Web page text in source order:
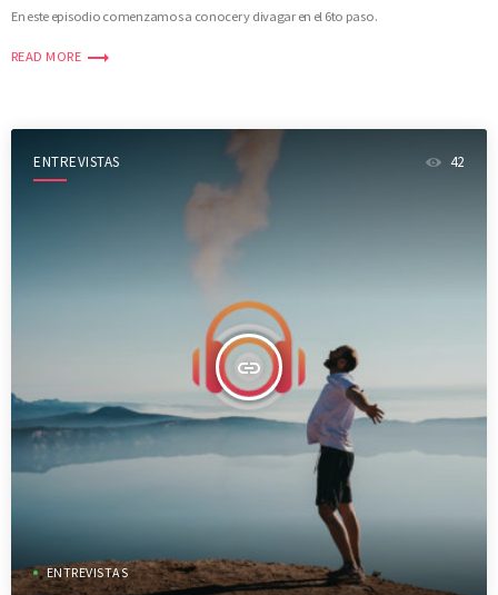
En este episodio comenzamos a conocer y divagar en el 6to paso.
READ MORE trending_flat
ENTREVISTAS
insert_link
42
ENTREVISTAS